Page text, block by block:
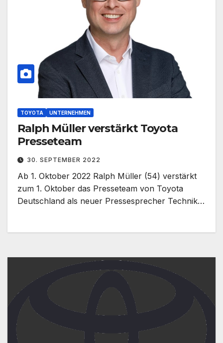
TOYOTA UNTERNEHMEN
Ralph Müller verstärkt Toyota
Presseteam
30. SEPTEMBER 2022
Ab 1. Oktober 2022 Ralph Müller (54) verstärkt
zum 1. Oktober das Presseteam von Toyota
Deutschland als neuer Pressesprecher Technik…